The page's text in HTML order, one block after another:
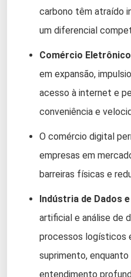
carbono têm atraído
um diferencial
Comércio Eletrônico
em expansão,
acesso à internet e
conveniência e
O comércio digital
empresas em
barreiras físicas e
Indústria de Dados
artificial e análise de
processos logísticos
suprimento,
entendimento